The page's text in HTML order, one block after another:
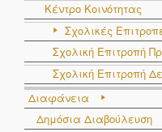
Κέντρο Κοινότητας
Σχολικές
Σχολική Επιτροπή
Σχολική Επιτροπή
Διαφάνεια
Δημόσια Διαβούλευση